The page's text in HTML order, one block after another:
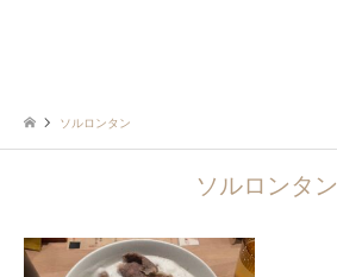
ソルロンタン
ソルロンタン